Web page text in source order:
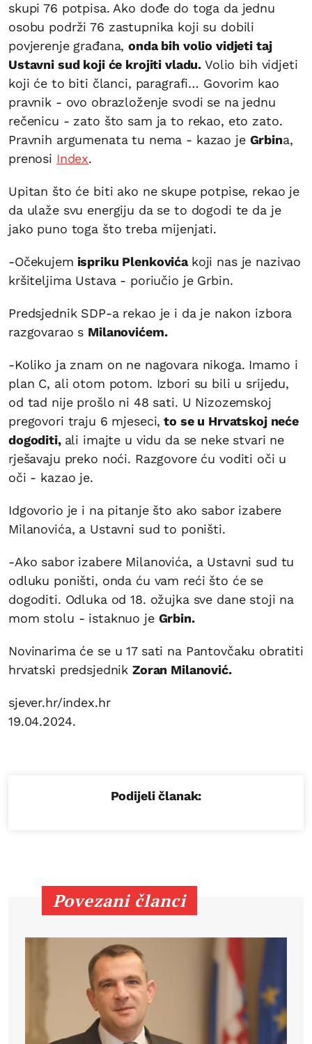
skupi 76 potpisa. Ako dođe do toga da jednu
osobu podrži 76 zastupnika koji su dobili
povjerenje građana,onda bih volio vidjeti taj
Ustavni sud koji će krojiti vladu. Volio bih vidjeti
koji će to biti članci, paragrafi… Govorim kao
pravnik - ovo obrazloženje svodi se na jednu
rečenicu - zato što sam ja to rekao, eto zato.
Pravnih argumenata tu nema - kazao je Grbina,
prenosi Index.
Upitan što će biti ako ne skupe potpise, rekao je
da ulaže svu energiju da se to dogodi te da je
jako puno toga što treba mijenjati.
-Očekujem ispriku Plenkovića koji nas je nazivao
kršiteljima Ustava - poriučio je Grbin.
Predsjednik SDP-a rekao je i da je nakon izbora
razgovarao s Milanovićem.
-Koliko ja znam on ne nagovara nikoga. Imamo i
plan C, ali otom potom. Izbori su bili u srijedu,
od tad nije prošlo ni 48 sati. U Nizozemskoj
pregovori traju 6 mjeseci, to se u Hrvatskoj neće
dogoditi, ali imajte u vidu da se neke stvari ne
rješavaju preko noći. Razgovore ću voditi oči u
oči - kazao je.
Idgovorio je i na pitanje što ako sabor izabere
Milanovića, a Ustavni sud to poništi.
-Ako sabor izabere Milanovića, a Ustavni sud tu
odluku poništi, onda ću vam reći što će se
dogoditi. Odluka od 18. ožujka sve dane stoji na
mom stolu - istaknuo je Grbin.
Novinarima će se u 17 sati na Pantovčaku obratiti
hrvatski predsjednik Zoran Milanović.
sjever.hr/index.hr
19.04.2024.
Podijeli članak:
Povezani članci